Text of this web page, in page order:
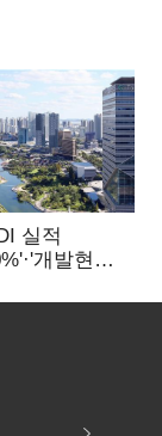
실적
개발현안
경제청장